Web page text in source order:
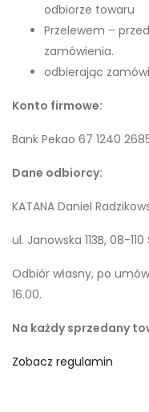
odbiorze towaru
Przelewem –
zamówienia.
odbierając
Konto firmowe:
Bank Pekao 67 1240 2685
Dane odbiorcy:
KATANA Daniel
ul. Janowska 113B, 08-
Odbiór własny, po
16.00.
Na każdy sprzedany
Zobacz regulamin